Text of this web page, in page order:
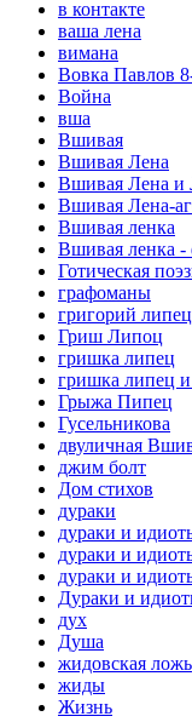
в контакте
ваша лена
вимана
Вовка Павлов
Война
вша
Вшивая
Вшивая Лена
Вшивая Лена и
Вшивая Лена-
Вшивая ленка
Вшивая ленка -
Готическая
графоманы
григорий липец
Гриш Липоц
гришка липец
гришка липец
Грыжа Пипец
Гусельникова
двуличная
джим болт
Дом стихов
дураки
дураки и
дураки и
дураки и
Дураки и
дух
Душа
жидовская ложь
жиды
Жизнь